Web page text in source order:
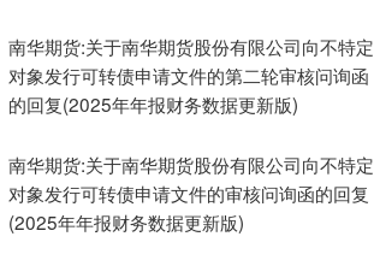
南华期货:关于南华期货股份有限公司向不特定
对象发行可转债申请文件的第二轮审核问询函
的回复(2025年年报财务数据更新版)
南华期货:关于南华期货股份有限公司向不特定
对象发行可转债申请文件的审核问询函的回复
(2025年年报财务数据更新版)